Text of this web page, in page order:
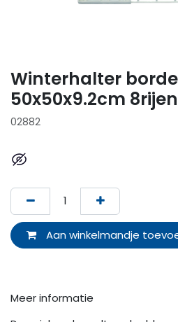
Winterhalter
50x50x9.2cm 8rijen
02882
Aan winkelmandje
Meer informatie